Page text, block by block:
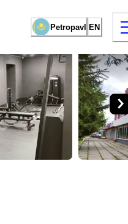
Petropavl EN
Female
Petropavl